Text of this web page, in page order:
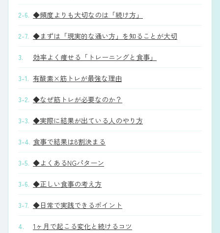
2-6. ◆頻度よりも大切なのは「続け方」
2-7. ◆まずは「現実的な通い方」を知ることが大切
3. 効率よく痩せる「トレーニングと食事」
3-1. 有酸素×筋トレが最強な理由
3-2. ◆なぜ筋トレが必要なのか？
3-3. ◆実際に結果が出ている人のやり方
3-4. 食事で結果は8割決まる
3-5. ◆よくあるNGパターン
3-6. ◆正しい食事の考え方
3-7. ◆日常で実践できるポイント
4. 1ヶ月で起こる変化と続けるコツ